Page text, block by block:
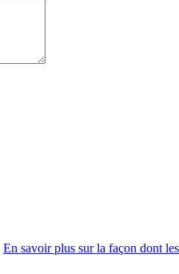
En savoir plus sur la façon dont